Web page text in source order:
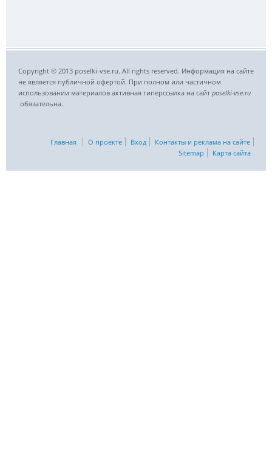
Copyright © 2013 poselki-vse.ru. All rights reserved. Информация на сайте
не является публичной офертой. При полном или частичном
использовании материалов активная гиперссылка на сайт poselki-vse.ru​
обязательна.
Главная О проекте Вход
Контакты и реклама на сайте
Sitemap
Карта сайта